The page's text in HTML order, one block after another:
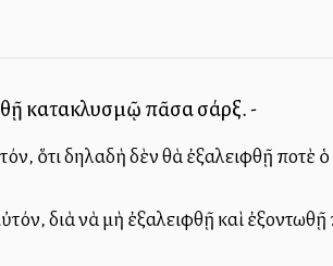
κατακλυσμῷ πᾶσα σάρξ. -
ὅτι δηλαδὴ δὲν θὰ ἐξαλειφθῇ ποτὲ ὁ
διὰ νὰ μὴ ἐξαλειφθῇ καὶ